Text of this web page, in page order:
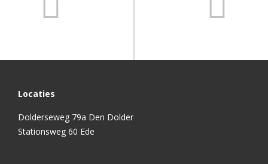
Locaties
Dolderseweg 79a Den Dolder
Stationsweg 60 Ede